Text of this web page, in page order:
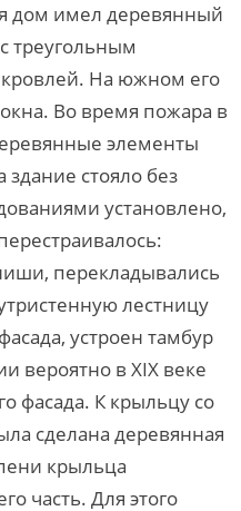
дом имел деревянный
треугольным
На южном его
Во время пожара в
элементы
здание стояло без
установлено,
перекладывались
лестницу
устроен тамбур
вероятно в XIX веке
фасада. К крыльцу со
сделана деревянная
крыльца
часть. Для этого